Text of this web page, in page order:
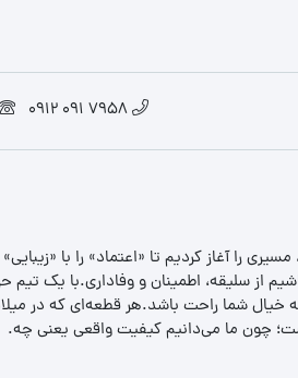
7958 091 0912
از سلیقه، اطمینان و وفاداری.با یک
شما راحت باشد.هر قطعه‌ای که در
چون ما می‌دانیم کیفیت واقعی یعنی چه.